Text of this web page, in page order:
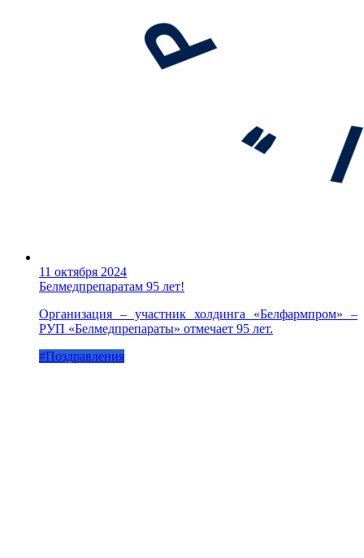
11 октября 2024
Белмедпрепаратам 95 лет!
Организация – участник холдинга «Белфармпром» –
РУП «Белмедпрепараты» отмечает 95 лет.
#Поздравления